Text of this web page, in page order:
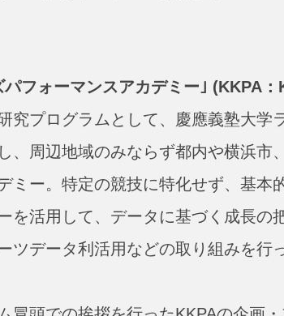
パフォーマンスアカデミー｣ (KKPA
究プログラムとして、慶應義塾大学
、周辺地域のみならず都内や横浜市
ミー。特定の競技に特化せず、基本
を活用して、データに基づく成長の
ツデータ利活用などの取り組みを行